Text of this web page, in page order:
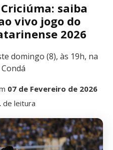
saiba
vivo jogo do
2026
domingo (8), às 19h, na
07 de Fevereiro de 2026
de leitura